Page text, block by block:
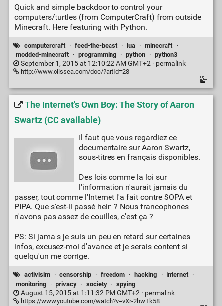
Quick and simple backdoor to control your
computers/turtles (from ComputerCraft) from outside
Minecraft. Here featuring with Python.
computercraft · feed-the-beast · lua · minecraft
·
modded-minecraft
· programming · python · python3
September 1, 2015 at 12:10:22 AM GMT+2 · permalink
http://www.olissea.com/doc/?artId=28
The Internet's Own Boy: The Story of Aaron
Swartz (CC available)
Il faut que vous regardiez ce
documentaire sur Aaron Swartz,
sous-titres en français disponibles.
Des lois comme la loi sur
l'information n'aurait jamais du
passer, tout comme l'Internet l'a fait contre SOPA et
PIPA. Que s'est-il passé hein ? Nous francophones
n'avons pas assez de couilles, c'est ça ?
PS: Si jamais je suis un peu en retard sur certaines
infos, excusez-moi d'avance et je serais content si
quelqu'un me corrige.
activisim · censorship · freedom · hacking · internet
·
monitoring
· privacy · society · spying
August 15, 2015 at 1:11:32 PM GMT+2 · permalink
https://www.youtube.com/watch?v=vXr-2hwTk58